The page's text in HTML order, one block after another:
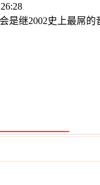
是继2002史上最屌